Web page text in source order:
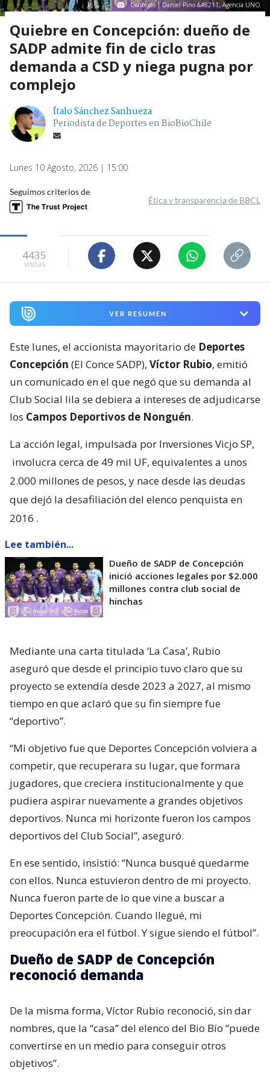
Contexto | Daniel Pino &#8211; Agencia UNO
Quiebre en Concepción: dueño de
SADP admite fin de ciclo tras
demanda a CSD y niega pugna por
complejo
Ítalo Sánchez Sanhueza
Periodista de Deportes en BioBioChile
Lunes 10 Agosto, 2026 | 15:00
Seguimos criterios de
Ética y transparencia de BBCL
4435
visitas
VER RESUMEN
Este lunes, el accionista mayoritario de Deportes
Concepción (El Conce SADP), Víctor Rubio, emitió
un comunicado en el que negó que su demanda al
Club Social lila se debiera a intereses de adjudicarse
los Campos Deportivos de Nonguén.
La acción legal, impulsada por Inversiones Vicjo SP,
involucra cerca de 49 mil UF, equivalentes a unos
2.000 millones de pesos, y nace desde las deudas
que dejó la desafiliación del elenco penquista en
2016 .
Lee también...
Dueño de SADP de Concepción
inició acciones legales por $2.000
millones contra club social de
hinchas
Mediante una carta titulada ‘La Casa’, Rubio
aseguró que desde el principio tuvo claro que su
proyecto se extendía desde 2023 a 2027, al mismo
tiempo en que aclaró que su fin siempre fue
“deportivo”.
“Mi objetivo fue que Deportes Concepción volviera a
competir, que recuperara su lugar, que formara
jugadores, que creciera institucionalmente y que
pudiera aspirar nuevamente a grandes objetivos
deportivos. Nunca mi horizonte fueron los campos
deportivos del Club Social”, aseguró.
En ese sentido, insistió: “Nunca busqué quedarme
con ellos. Nunca estuvieron dentro de mi proyecto.
Nunca fueron parte de lo que vine a buscar a
Deportes Concepción. Cuando llegué, mi
preocupación era el fútbol. Y sigue siendo el fútbol”.
Dueño de SADP de Concepción
reconoció demanda
De la misma forma, Víctor Rubio reconoció, sin dar
nombres, que la “casa” del elenco del Bio Bío “puede
convertirse en un medio para conseguir otros
objetivos”.